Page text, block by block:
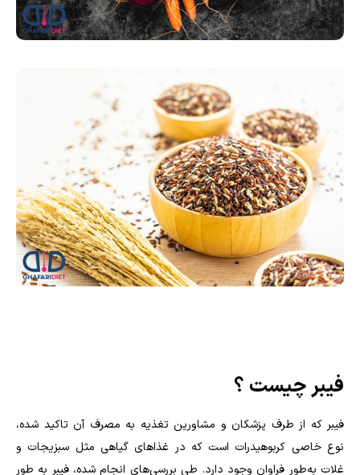
فیبر چیست ؟
فیبر که از طرف پزشکان و مشاورین تغذیه به مصرف آن تاکید شده،
نوع خاصی کربوهیدرات است که در غذاهای گیاهی مثل سبزیجات و
غلات به‌طور فراوان وجود دارد. طی بررسی‌های انجام شده، فیبر به طور